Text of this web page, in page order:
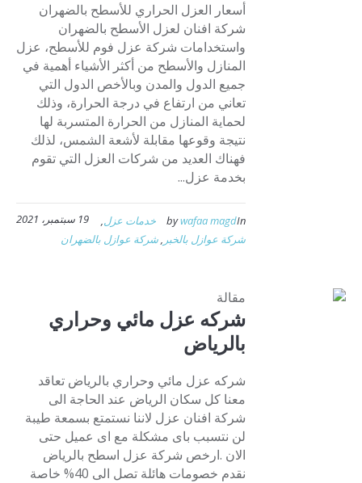
أسعار العزل الحراري للأسطح بالضهران
شركة افنان لعزل الأسطح بالضهران
واستخدامات شركة عزل فوم للأسطح، عزل
المنازل والأسطح من أكثر الأشياء أهمية في
جميع الدول والمدن وبالأخص الدول التي
تعاني من ارتفاع في درجة الحرارة، وذلك
لحماية المنازل من الحرارة المتسربة لها
نتيجة وقوعها مقابلة لأشعة الشمس، لذلك
فهناك العديد من شركات العزل التي تقوم
بخدمة عزل...
19 سبتمبر، 2021 bywafaa magdIn خدمات عزل,
شركة عوازل بالخبر ,شركة عوازل بالضهران
مقالة
شركه عزل مائي وحراري
بالرياض
شركه عزل مائي وحراري بالرياض تعاقد
معنا كل سكان الرياض عند الحاجة الى
شركة افنان عزل لاننا نستمتع بسمعة طيبة
لن نتسبب باى مشكلة مع اى عميل حتى
الان .ارخص شركة عزل اسطح بالرياض
نقدم خصومات هائلة تصل الى 40% خاصة